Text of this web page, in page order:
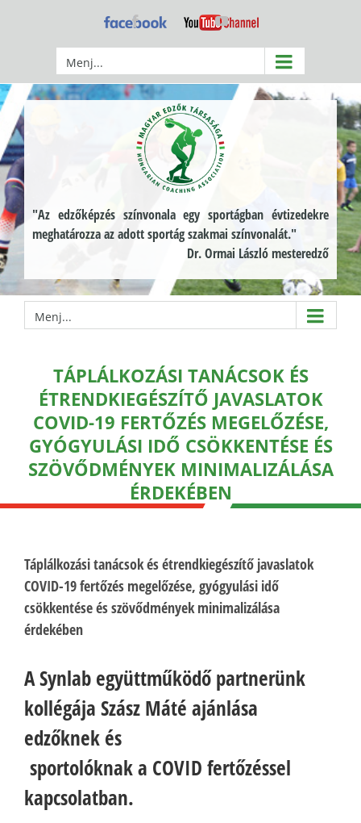
Facebook YouTube
Menj...
"Az edzőképzés színvonala egy sportágban évtizedekre
meghatározza az adott sportág szakmai színvonalát."
Dr. Ormai László mesteredző
Menj...
TÁPLÁLKOZÁSI TANÁCSOK ÉS
ÉTRENDKIEGÉSZÍTŐ JAVASLATOK
COVID-19 FERTŐZÉS MEGELŐZÉSE,
GYÓGYULÁSI IDŐ CSÖKKENTÉSE ÉS
SZÖVŐDMÉNYEK MINIMALIZÁLÁSA
ÉRDEKÉBEN
Táplálkozási tanácsok és étrendkiegészítő javaslatok
COVID-19 fertőzés megelőzése, gyógyulási idő
csökkentése és szövődmények minimalizálása
érdekében
A Synlab együttműködő partnerünk
kollégája Szász Máté ajánlása
edzőknek és
sportolóknak a COVID fertőzéssel
kapcsolatban.